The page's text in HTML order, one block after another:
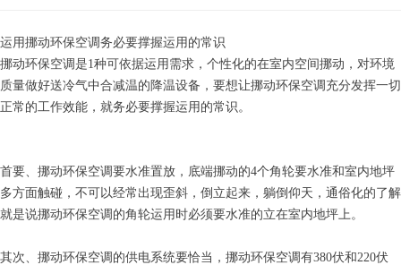
运用挪动环保空调务必要撑握运用的常识
挪动环保空调是1种可依据运用需求，个性化的在室内空间挪动，对环境
质量做好送冷气中合减温的降温设备，要想让挪动环保空调充分发挥一切
正常的工作效能，就务必要撑握运用的常识。
首要、挪动环保空调要水准置放，底端挪动的4个角轮要水准和室内地坪
多方面触碰，不可以经常出现歪斜，倒立起来，躺倒仰天，通俗化的了解
就是说挪动环保空调的角轮运用时必须要水准的立在室内地坪上。
其次、挪动环保空调的供电系统要恰当，挪动环保空调有380伏和220伏